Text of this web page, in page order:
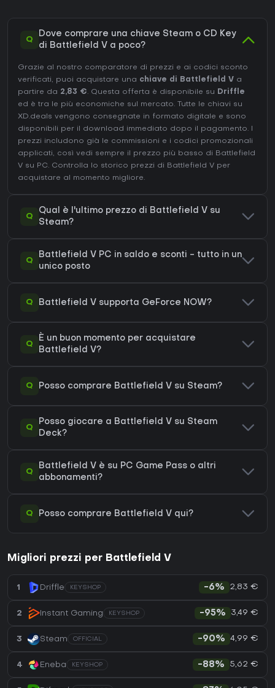
Q
Dove comprare una chiave Steam o CD Key
di Battlefield V a poco?
Grazie al nostro comparatore di prezzi e ai codici sconto
verificati, puoi acquistare una chiave di Battlefield V a
partire da 2,83 €. Questa offerta è disponibile su Driffle
ed è tra le più economiche sul mercato. Tutte le chiavi su
XD.deals vengono consegnate in formato digitale e sono
disponibili per il download immediato dopo il pagamento. I
prezzi includono già le commissioni e i codici promozionali
applicati, così vedi sempre il prezzo più basso di Battlefield
V su PC. Controlla lo storico prezzi di Battlefield V per
acquistare al momento migliore.
Q
Qual è l'ultimo prezzo di Battlefield V su
Steam?
Q
Battlefield V PC in saldo e sconti - tutto in un
unico posto
Q Battlefield V supporta GeForce NOW?
Q
È un buon momento per acquistare
Battlefield V?
Q Posso comprare Battlefield V su Steam?
Q
Posso giocare a Battlefield V su Steam
Deck?
Q
Battlefield V è su PC Game Pass o altri
abbonamenti?
Q Posso comprare Battlefield V qui?
Migliori prezzi per Battlefield V
1 Driffle KEYSHOP -6% 2,83 €
2 Instant Gaming KEYSHOP -95% 3,49 €
3 Steam OFFICIAL -90% 4,99 €
4 Eneba KEYSHOP -88% 5,62 €